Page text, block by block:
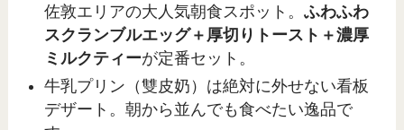
佐敦エリアの大人気朝食スポット。ふわふわ
スクランブルエッグ＋厚切りトースト＋濃厚
ミルクティーが定番セット。
牛乳プリン（雙皮奶）は絶対に外せない看板
デザート。朝から並んでも食べたい逸品で